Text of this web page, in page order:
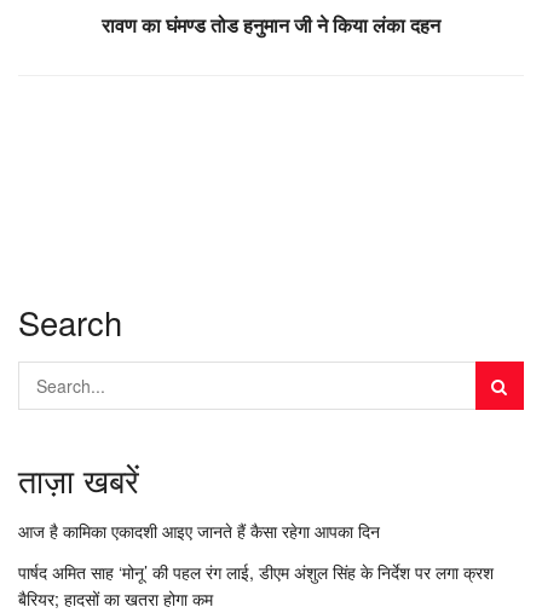
रावण का घंमण्ड तोड हनुमान जी ने किया लंका दहन
Search
ताज़ा खबरें
आज है कामिका एकादशी आइए जानते हैं कैसा रहेगा आपका दिन
पार्षद अमित साह ‘मोनू’ की पहल रंग लाई, डीएम अंशुल सिंह के निर्देश पर लगा क्रश
बैरियर; हादसों का खतरा होगा कम